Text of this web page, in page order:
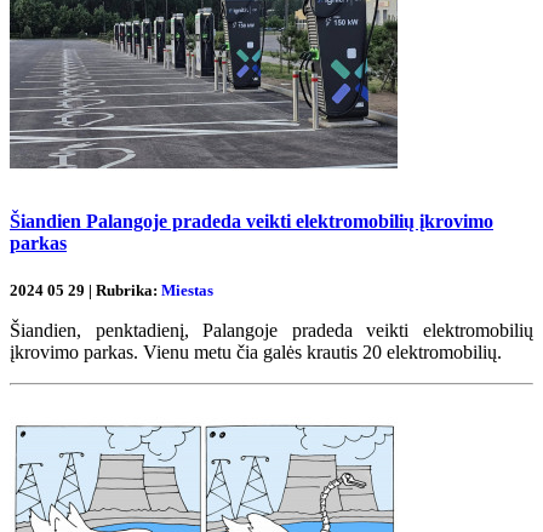
Šiandien Palangoje pradeda veikti elektromobilių įkrovimo
parkas
2024 05 29 | Rubrika: Miestas
Šiandien, penktadienį, Palangoje pradeda veikti elektromobilių
įkrovimo parkas. Vienu metu čia galės krautis 20 elektromobilių.